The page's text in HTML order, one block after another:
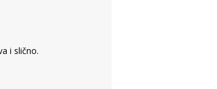
i slično.